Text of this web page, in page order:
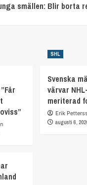
smällen: Blir borta
SHL
Svenska
värvar NHL-
meriterad
Erik
augusti 6,